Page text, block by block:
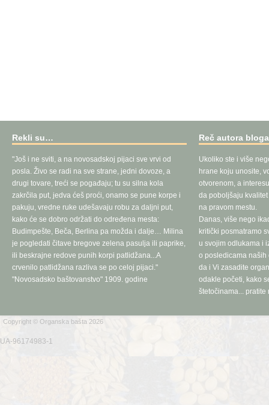
Rekli su…
"Još i ne sviti, a na novosadskoj pijaci sve vrvi od
posla. Živo se radi na sve strane, jedni dovoze, a
drugi tovare, treći se pogađaju; tu su silna kola
zakrčila put, jedva ćeš proći, onamo se pune korpe i
pakuju, vredne ruke udešavaju robu za daljni put,
kako će se dobro održati do određena mesta:
Budimpešte, Beča, Berlina pa možda i dalje… Milina
je pogledati čitave bregove zelena pasulja ili paprike,
ili beskrajne redove punih korpi patlidžana...A
crvenilo patlidžana razliva se po celoj pijaci."
"Novosadsko baštovanstvo" 1909. godine
Reč autora
Ukoliko ste i više
hrane koju unosite,
otvorenom, a
da poboljšaju
na pravom mestu.
Danas, više nego
kritički posmatramo
u svojim odlukama i
o posledicama naših
da i Vi zasadite
odakle početi, kako
štetočinama... pratite
Copyright © Organska bašta 2026
UA-96174983-1